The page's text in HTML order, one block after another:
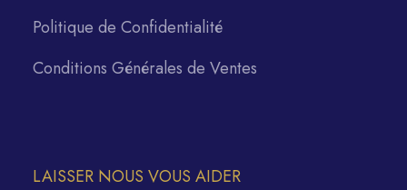
Politique de Confidentialité
Conditions Générales de Ventes
LAISSER NOUS VOUS AIDER